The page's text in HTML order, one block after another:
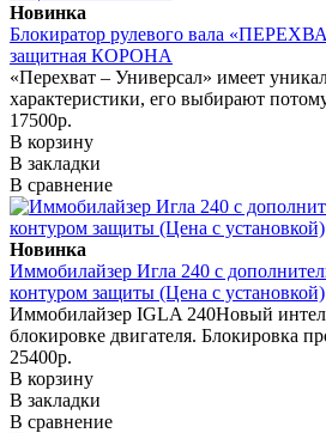
Новинка
Блокиратор рулевого вала
защитная КОРОНА
«Перехват – Универсал» имеет
характеристики, его выбирают
17500р.
В корзину
В закладки
В сравнение
Новинка
Иммобилайзер Игла 240 с
контуром защиты (Цена с установкой)
Иммобилайзер IGLA 240Новый
блокировке двигателя. Блокировка
25400р.
В корзину
В закладки
В сравнение